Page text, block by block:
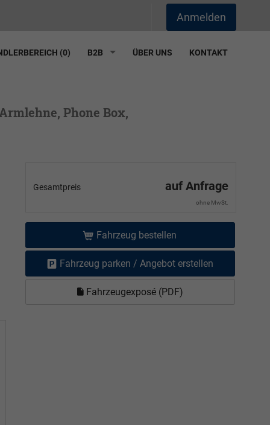
Anmelden
(0) B2B ÜBER UNS KONTAKT
Phone Box,
Gesamtpreis auf Anfrage
ohne MwSt.
Fahrzeug bestellen
Fahrzeug parken / Angebot erstellen
Fahrzeugexposé (PDF)